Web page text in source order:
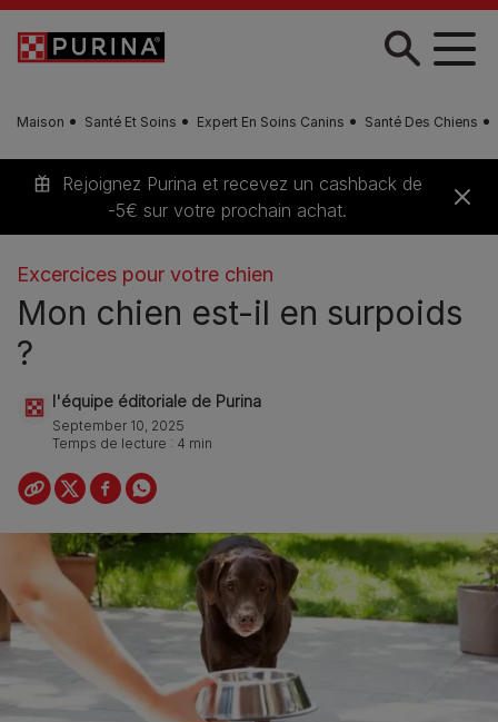
Skip to main content
Maison Santé Et Soins Expert En Soins Canins Santé Des Chiens
Rejoignez Purina et recevez un cashback de
-5€ sur votre prochain achat.
Excercices pour votre chien
Mon chien est-il en surpoids
?
l'équipe éditoriale de Purina
September 10, 2025
Temps de lecture : 4 min